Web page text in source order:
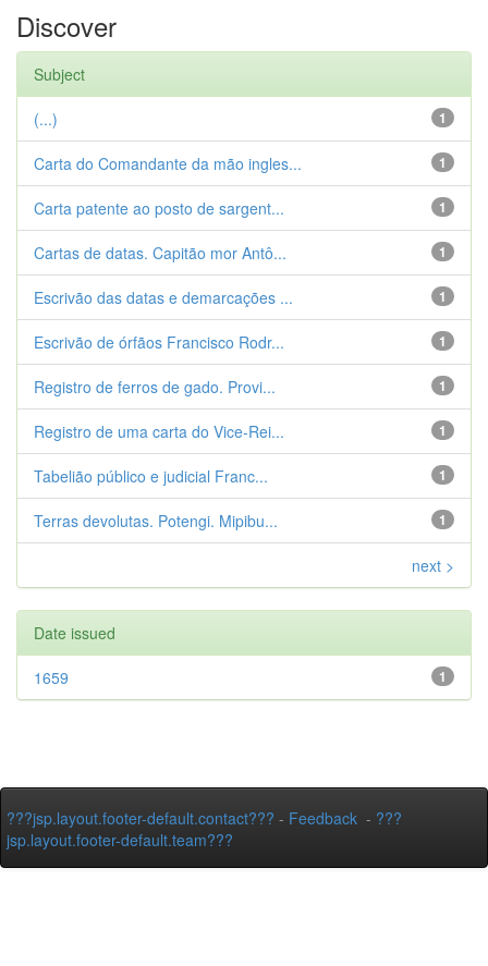
Discover
Subject
1
(...)
1
Carta do Comandante da mão ingles...
1
Carta patente ao posto de sargent...
1
Cartas de datas. Capitão mor Antô...
1
Escrivão das datas e demarcações ...
1
Escrivão de órfãos Francisco Rodr...
1
Registro de ferros de gado. Provi...
1
Registro de uma carta do Vice-Rei...
1
Tabelião público e judicial Franc...
1
Terras devolutas. Potengi. Mipibu...
next >
Date issued
1
1659
???jsp.layout.footer-default.contact??? - Feedback - ???
jsp.layout.footer-default.team???